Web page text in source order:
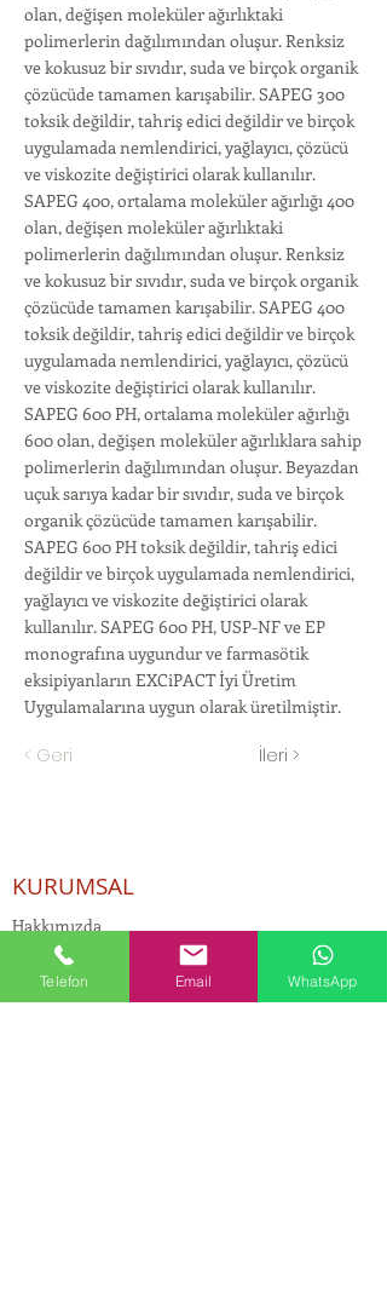
olan, değişen moleküler ağırlıktaki
polimerlerin dağılımından oluşur. Renksiz
ve kokusuz bir sıvıdır, suda ve birçok organik
çözücüde tamamen karışabilir. SAPEG 300
toksik değildir, tahriş edici değildir ve birçok
uygulamada nemlendirici, yağlayıcı, çözücü
ve viskozite değiştirici olarak kullanılır.
SAPEG 400, ortalama moleküler ağırlığı 400
olan, değişen moleküler ağırlıktaki
polimerlerin dağılımından oluşur. Renksiz
ve kokusuz bir sıvıdır, suda ve birçok organik
çözücüde tamamen karışabilir. SAPEG 400
toksik değildir, tahriş edici değildir ve birçok
uygulamada nemlendirici, yağlayıcı, çözücü
ve viskozite değiştirici olarak kullanılır.
SAPEG 600 PH, ortalama moleküler ağırlığı
600 olan, değişen moleküler ağırlıklara sahip
polimerlerin dağılımından oluşur. Beyazdan
uçuk sarıya kadar bir sıvıdır, suda ve birçok
organik çözücüde tamamen karışabilir.
SAPEG 600 PH toksik değildir, tahriş edici
değildir ve birçok uygulamada nemlendirici,
yağlayıcı ve viskozite değiştirici olarak
kullanılır. SAPEG 600 PH, USP-NF ve EP
monografına uygundur ve farmasötik
eksipiyanların EXCiPACT İyi Üretim
Uygulamalarına uygun olarak üretilmiştir.
< Geri İleri >
KURUMSAL
Hakkımızda
ÜRÜNLER
Kozmetik ve Deterjan Kimyasalları
Telefon Email WhatsApp